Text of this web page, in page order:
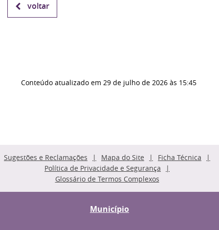
voltar
Conteúdo atualizado em 29 de julho de 2026 às 15:45
Sugestões e Reclamações Mapa do Site
Ficha Técnica
Política de Privacidade e Segurança
Glossário de Termos Complexos
Município